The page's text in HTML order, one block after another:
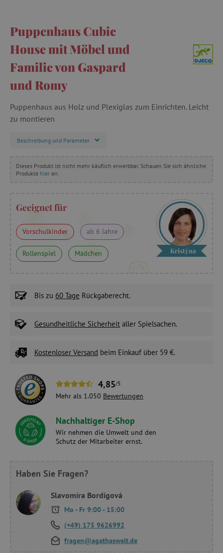
Puppenhaus Cubic
House mit Möbel und
Familie von Gaspard
und Romy
Puppenhaus aus Holz und Plexiglas zum Einrichten. Leicht
zu montieren
Beschreibung und Parameter
Dieses Produkt ist nicht mehr käuflich erwerbbar. Schauen Sie sich ähnliche
Produkte hier an.
Geeignet für
Vorschulkinder ab 6 Jahre
Rollenspiel Mädchen Kristýna
Bis zu 60 Tage Rückgaberecht.
Gesundheitliche Sicherheit aller Spielsachen.
Kostenloser Versand beim Einkauf über 59 €.
4,85/5
Mehr als 1.050 Bewertungen
Nachhaltiger E-Shop
Wir nehmen die Umwelt und den
Schutz der Mitarbeiter ernst.
Haben Sie Fragen?
Slavomíra Bordigová
Mo - Fr 9:00 - 15:00
(+49) 175 9626992
fragen@agathaswelt.de